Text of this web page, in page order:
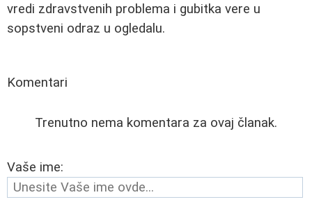
vredi zdravstvenih problema i gubitka vere u
sopstveni odraz u ogledalu.
Komentari
Trenutno nema komentara za ovaj članak.
Vaše ime: